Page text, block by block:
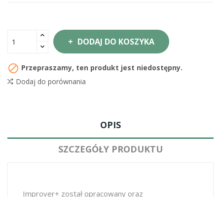
DODAJ DO KOSZYKA
 Przepraszamy, ten produkt jest niedostępny.
Dodaj do porównania
OPIS
SZCZEGÓŁY PRODUKTU
Improver+ został opracowany oraz